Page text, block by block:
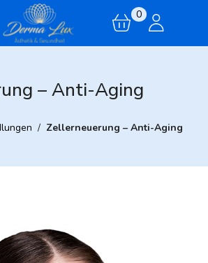
0
– Anti-Aging
/ Zellerneuerung – Anti-Aging